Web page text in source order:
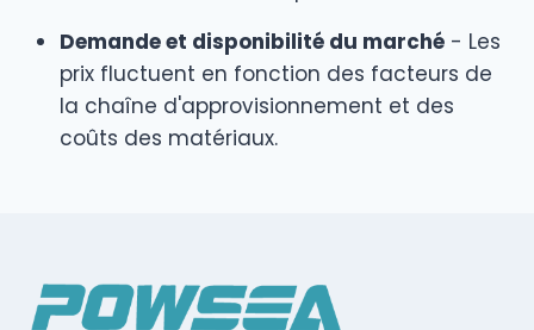
Demande et disponibilité du marché- Les
prix fluctuent en fonction des facteurs de
la chaîne d'approvisionnement et des
coûts des matériaux.